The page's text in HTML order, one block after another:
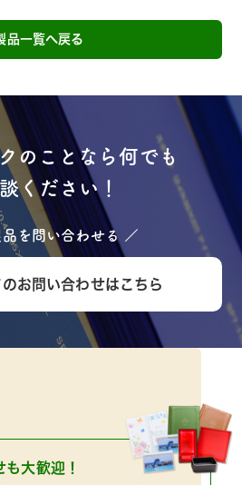
品一覧へ戻る
のことなら何でも
ください！
を問い合わせる ／
お問い合わせはこちら
大歓迎！